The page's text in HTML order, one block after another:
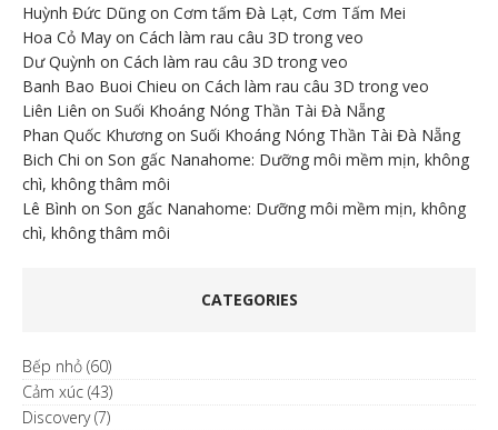
Huỳnh Đức Dũng on Cơm tấm Đà Lạt, Cơm Tấm Mei
Hoa Cỏ May on Cách làm rau câu 3D trong veo
Dư Quỳnh on Cách làm rau câu 3D trong veo
Banh Bao Buoi Chieu on Cách làm rau câu 3D trong veo
Liên Liên on Suối Khoáng Nóng Thần Tài Đà Nẵng
Phan Quốc Khương on Suối Khoáng Nóng Thần Tài Đà Nẵng
Bich Chi on Son gấc Nanahome: Dưỡng môi mềm mịn, không
chì, không thâm môi
Lê Bình on Son gấc Nanahome: Dưỡng môi mềm mịn, không
chì, không thâm môi
CATEGORIES
Bếp nhỏ (60)
Cảm xúc (43)
Discovery(7)